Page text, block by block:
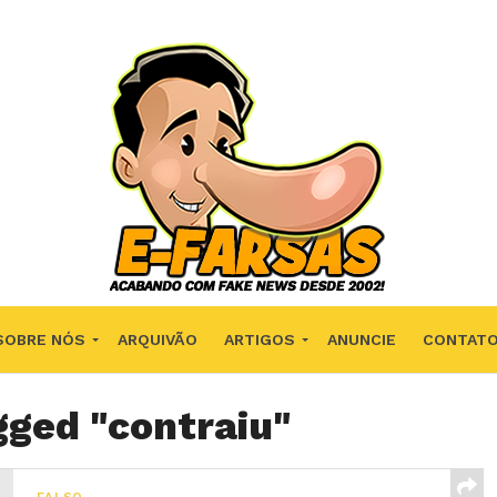
NÓS ARQUIVÃO ARTIGOS ANUNCIE CONTATO
"contraiu"